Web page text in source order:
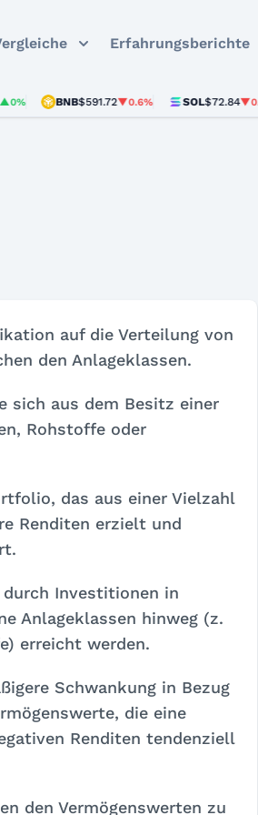
Erfahrungsberichte
BNB$591.72▼0.6% SOL$72.84▼0.8%
auf die Verteilung von
den Anlageklassen.
sich aus dem Besitz einer
Rohstoffe oder
das aus einer Vielzahl
Renditen erzielt und
Investitionen in
Anlageklassen hinweg (z.
erreicht werden.
Schwankung in Bezug
die eine
Renditen tendenziell
den Vermögenswerten zu